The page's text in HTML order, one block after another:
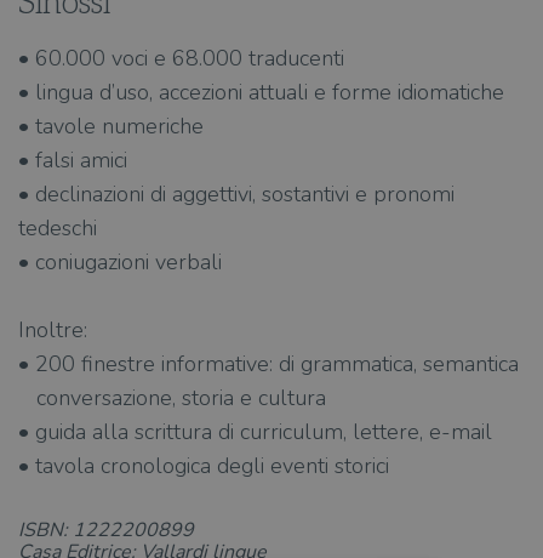
• 60.000 voci e 68.000 traducenti
• lingua d’uso, accezioni attuali e forme idiomatiche
• tavole numeriche
• falsi amici
• declinazioni di aggettivi, sostantivi e pronomi
tedeschi
• coniugazioni verbali
Inoltre:
• 200 finestre informative: di grammatica, semantica
conversazione, storia e cultura
• guida alla scrittura di curriculum, lettere, e-mail
• tavola cronologica degli eventi storici
ISBN: 1222200899
Casa Editrice: Vallardi lingue